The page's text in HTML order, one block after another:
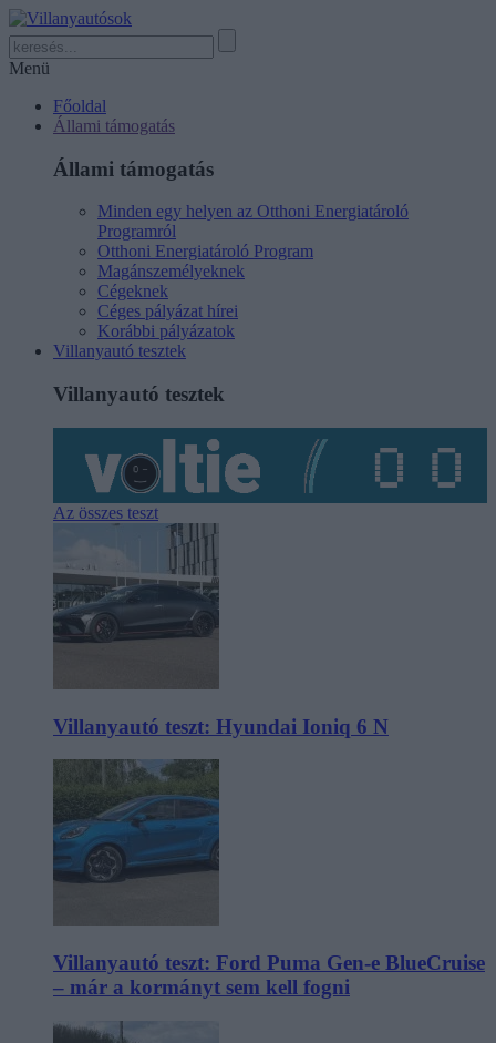
Menü
Főoldal
Állami támogatás
Állami támogatás
Minden egy helyen az Otthoni Energiatároló
Programról
Otthoni Energiatároló Program
Magánszemélyeknek
Cégeknek
Céges pályázat hírei
Korábbi pályázatok
Villanyautó tesztek
Villanyautó tesztek
Az összes teszt
Villanyautó teszt: Hyundai Ioniq 6 N
Villanyautó teszt: Ford Puma Gen-e BlueCruise
– már a kormányt sem kell fogni